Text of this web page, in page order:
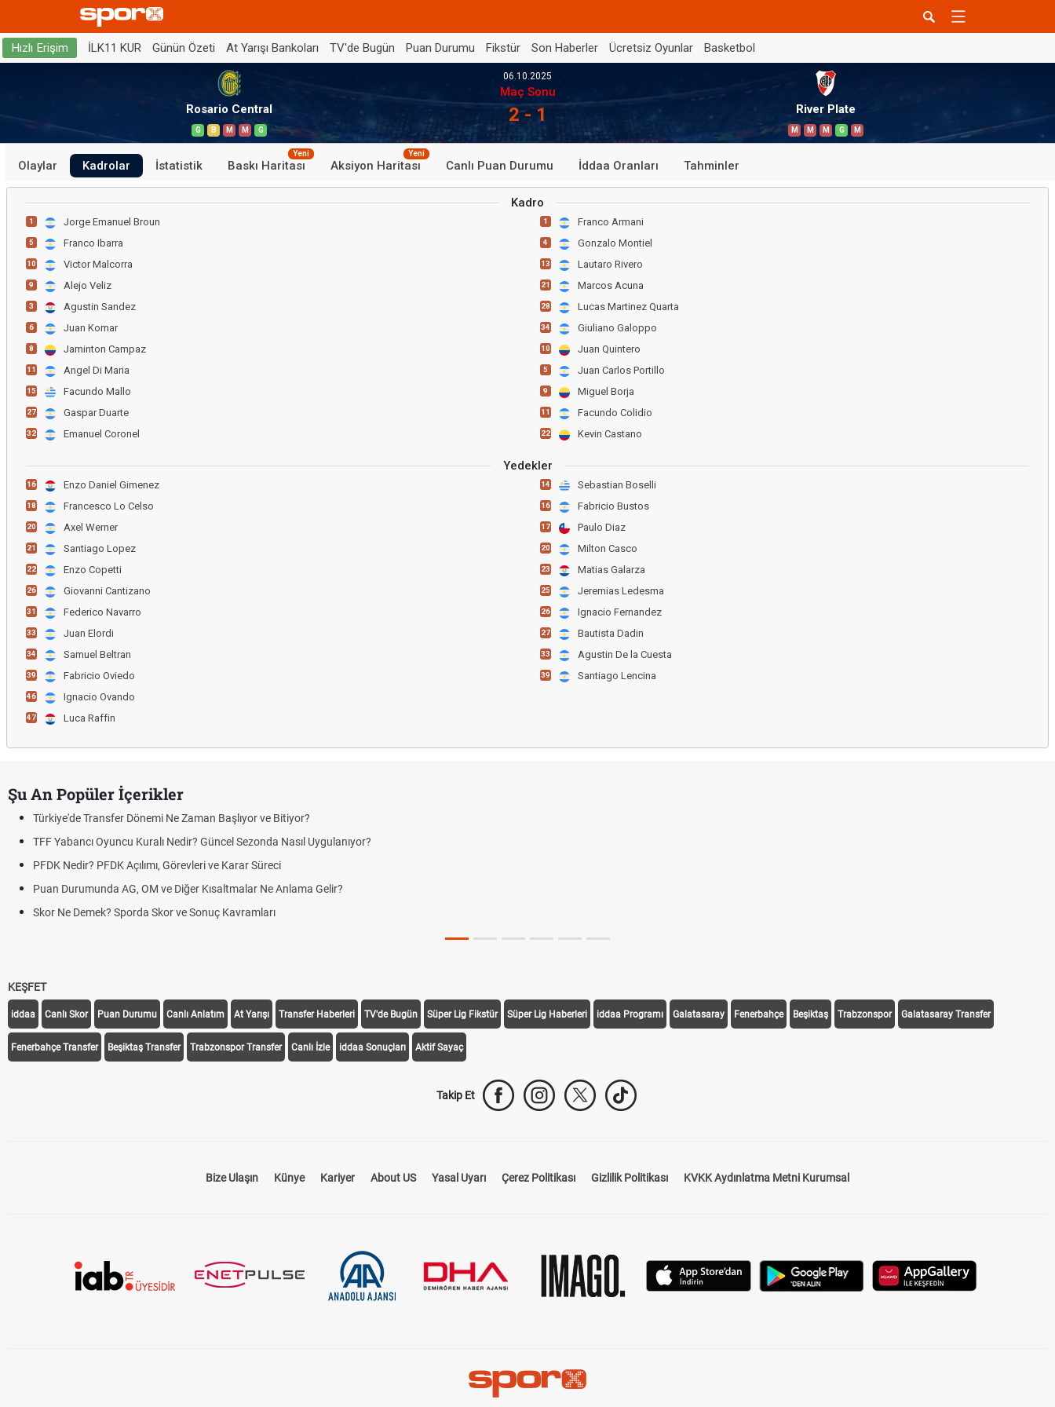
Hızlı Erişim İLK11 KUR Günün Özeti At Yarışı Bankoları TV'de Bugün Puan Durumu Fikstür Son Haberler Ücretsiz Oyunlar Basketbol
Rosario Central
G B M M G
06.10.2025
Maç Sonu
2 - 1 River Plate
M M M G M
Olaylar Kadrolar İstatistik Baskı Haritası
Yeni
Aksiyon Haritası
Yeni
Canlı Puan Durumu İddaa Oranları Tahminler
Kadro
1 Jorge Emanuel Broun
5 Franco Ibarra
10 Victor Malcorra
9 Alejo Veliz
3 Agustin Sandez
6 Juan Komar
8 Jaminton Campaz
11 Angel Di Maria
15 Facundo Mallo
27 Gaspar Duarte
32 Emanuel Coronel
1 Franco Armani
4 Gonzalo Montiel
13 Lautaro Rivero
21 Marcos Acuna
28 Lucas Martinez Quarta
34 Giuliano Galoppo
10 Juan Quintero
5 Juan Carlos Portillo
9 Miguel Borja
11 Facundo Colidio
22 Kevin Castano
Yedekler
16 Enzo Daniel Gimenez
18 Francesco Lo Celso
20 Axel Werner
21 Santiago Lopez
22 Enzo Copetti
26 Giovanni Cantizano
31 Federico Navarro
33 Juan Elordi
34 Samuel Beltran
39 Fabricio Oviedo
46 Ignacio Ovando
47 Luca Raffin
14 Sebastian Boselli
16 Fabricio Bustos
17 Paulo Diaz
20 Milton Casco
23 Matias Galarza
25 Jeremias Ledesma
26 Ignacio Fernandez
27 Bautista Dadin
33 Agustin De la Cuesta
39 Santiago Lencina
Şu An Popüler İçerikler
Türkiye'de Transfer Dönemi Ne Zaman Başlıyor ve Bitiyor?
TFF Yabancı Oyuncu Kuralı Nedir? Güncel Sezonda Nasıl Uygulanıyor?
PFDK Nedir? PFDK Açılımı, Görevleri ve Karar Süreci
Puan Durumunda AG, OM ve Diğer Kısaltmalar Ne Anlama Gelir?
Skor Ne Demek? Sporda Skor ve Sonuç Kavramları
KEŞFET
iddaa Canlı Skor Puan Durumu Canlı Anlatım At Yarışı Transfer Haberleri TV'de Bugün Süper Lig Fikstür Süper Lig Haberleri iddaa Programı Galatasaray Fenerbahçe Beşiktaş Trabzonspor Galatasaray Transfer
Fenerbahçe Transfer Beşiktaş Transfer Trabzonspor Transfer Canlı İzle iddaa Sonuçları Aktif Sayaç
Takip Et
Bize Ulaşın Künye Kariyer About US Yasal Uyarı Çerez Politikası Gizlilik Politikası KVKK Aydınlatma Metni Kurumsal